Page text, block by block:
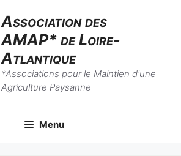
Association des
AMAP* de Loire-
Atlantique
*Associations pour le Maintien d'une
Agriculture Paysanne
Menu